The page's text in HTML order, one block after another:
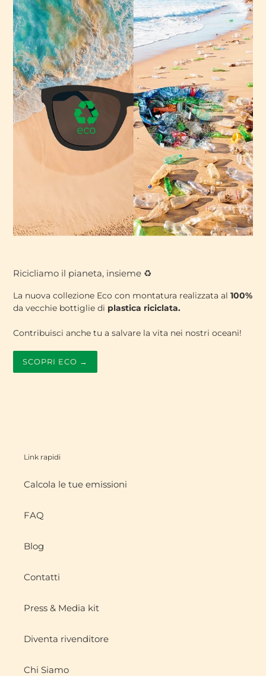
Ricicliamo il pianeta, insieme ♻️
La nuova collezione Eco con montatura realizzata al 100%
da vecchie bottiglie di plastica riciclata.
Contribuisci anche tu a salvare la vita nei nostri oceani!
SCOPRI ECO →
Link rapidi
Calcola le tue emissioni
FAQ
Blog
Contatti
Press & Media kit
Diventa rivenditore
Chi Siamo